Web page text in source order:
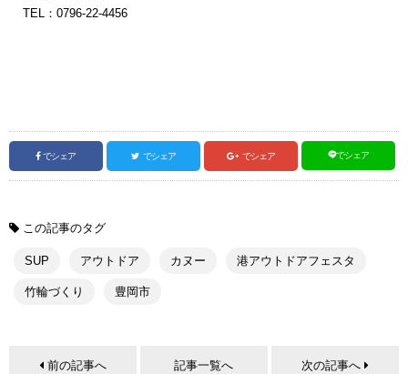
TEL：0796-22-4456
でシェア でシェア でシェア でシェア
この記事のタグ
SUP アウトドア カヌー 港アウトドアフェスタ
竹輪づくり 豊岡市
前の記事へ 記事一覧へ 次の記事へ